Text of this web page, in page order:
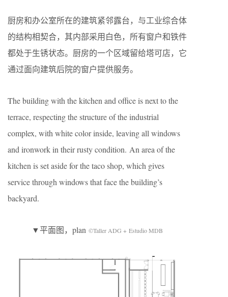
厨房和办公室所在的建筑紧邻露台，与工业综合体
的结构相契合，其内部采用白色，所有窗户和铁件
都处于生锈状态。厨房的一个区域留给塔可店，它
通过面向建筑后院的窗户提供服务。
The building with the kitchen and office is next to the
terrace, respecting the structure of the industrial
complex, with white color inside, leaving all windows
and ironwork in their rusty condition. An area of the
kitchen is set aside for the taco shop, which gives
service through windows that face the building’s
backyard.
▼平面图，plan ©Taller ADG + Estudio MDB